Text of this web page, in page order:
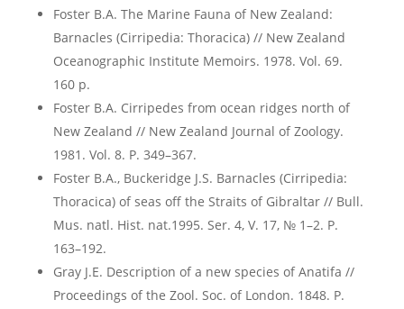
Foster B.A. The Marine Fauna of New Zealand:
Barnacles (Cirripedia: Thoracica) // New Zealand
Oceanographic Institute Memoirs. 1978. Vol. 69.
160 p.
Foster B.A. Cirripedes from ocean ridges north of
New Zealand // New Zealand Journal of Zoology.
1981. Vol. 8. P. 349–367.
Foster B.A., Buckeridge J.S. Barnacles (Cirripedia:
Thoracica) of seas off the Straits of Gibraltar // Bull.
Mus. natl. Hist. nat.1995. Ser. 4, V. 17, № 1–2. P.
163–192.
Gray J.E. Description of a new species of Anatifa //
Proceedings of the Zool. Soc. of London. 1848. P.